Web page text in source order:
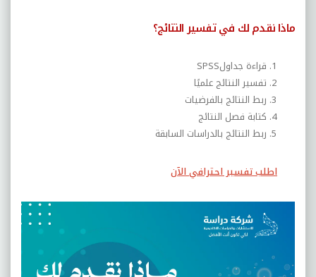
ماذا نقدم لك في تفسير النتائج؟
قراءة جداولSPSS
تفسير النتائج علميًا
ربط النتائج بالفرضيات
كتابة فصل النتائج
ربط النتائج بالدراسات السابقة
اطلب تفسير احترافي الآن